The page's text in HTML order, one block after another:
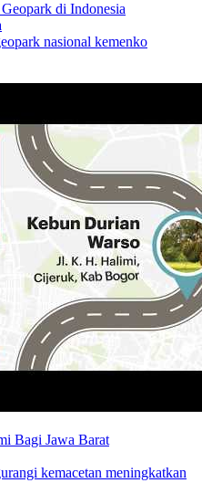
di Indonesia
nasional kemenko
Bagi Jawa Barat
kemacetan meningkatkan